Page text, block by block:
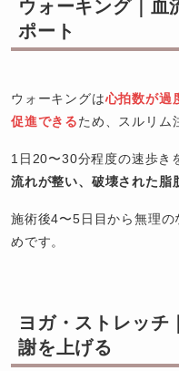
ウォーキング｜血
ポート
ウォーキングは心拍数が過
促進できるため、スルリム
1日20〜30分程度の速歩き
流れが整い、破壊された脂
施術後4〜5日目から無理
めです。
ヨガ・ストレッチ
謝を上げる